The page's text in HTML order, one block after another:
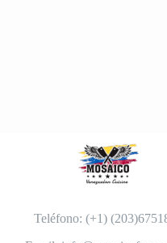
Teléfono: (+1)